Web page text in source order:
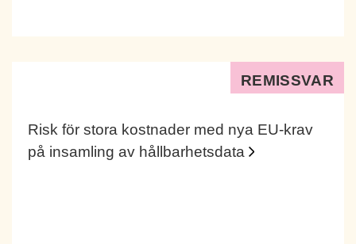
REMISSVAR
Risk för stora kostnader med nya EU-krav
på insamling av hållbarhetsdata